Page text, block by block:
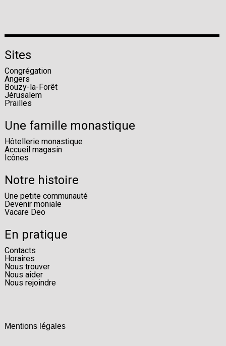
Sites
Congrégation
Angers
Bouzy-la-Forêt
Jérusalem
Prailles
Une famille monastique
Hôtellerie monastique
Accueil magasin
Icônes
Notre histoire
Une petite communauté
Devenir moniale
Vacare Deo
En pratique
Contacts
Horaires
Nous trouver
Nous aider
Nous rejoindre
Mentions légales